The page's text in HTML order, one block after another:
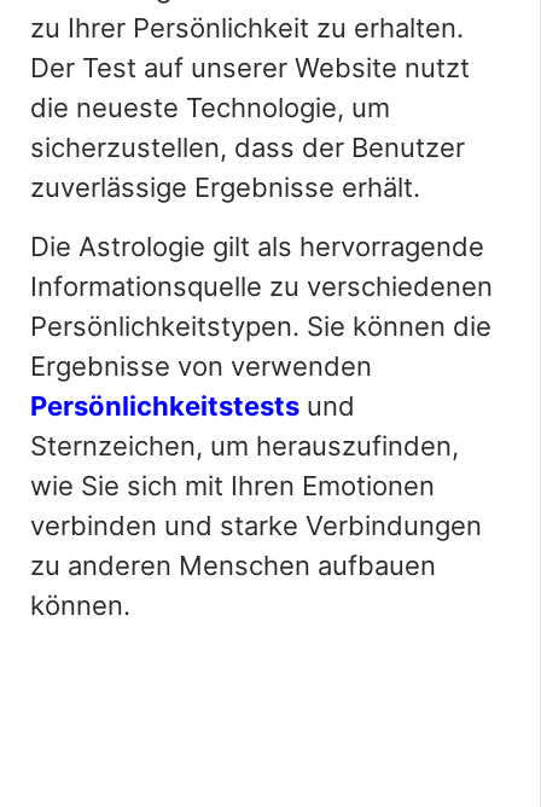
zu Ihrer Persönlichkeit zu erhalten.
Der Test auf unserer Website nutzt
die neueste Technologie, um
sicherzustellen, dass der Benutzer
zuverlässige Ergebnisse erhält.
Die Astrologie gilt als hervorragende
Informationsquelle zu verschiedenen
Persönlichkeitstypen. Sie können die
Ergebnisse von verwenden
Persönlichkeitstests und
Sternzeichen, um herauszufinden,
wie Sie sich mit Ihren Emotionen
verbinden und starke Verbindungen
zu anderen Menschen aufbauen
können.